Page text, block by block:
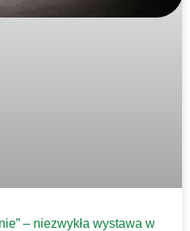
– niezwykła wystawa w